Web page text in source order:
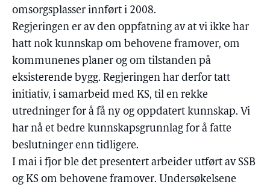
omsorgsplasser innført i 2008.
Regjeringen er av den oppfatning av at vi ikke har
hatt nok kunnskap om behovene framover, om
kommunenes planer og om tilstanden på
eksisterende bygg. Regjeringen har derfor tatt
initiativ, i samarbeid med KS, til en rekke
utredninger for å få ny og oppdatert kunnskap. Vi
har nå et bedre kunnskapsgrunnlag for å fatte
beslutninger enn tidligere.
I mai i fjor ble det presentert arbeider utført av SSB
og KS om behovene framover. Undersøkelsene